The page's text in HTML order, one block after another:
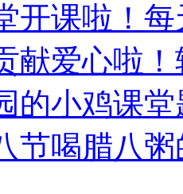
开课啦！
献爱心啦
的小鸡课
节喝腊八